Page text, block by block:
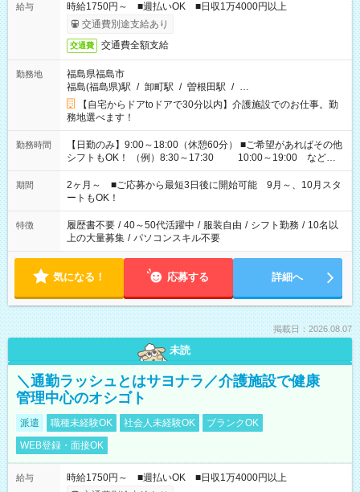
給与
時給1750円～ ■週払いOK ■日収1万4000円以上
交通費別途支給あり
交通費 交通費全額支給
勤務地
福島県福島市
福島(福島県)駅 / 卸町駅 / 曽根田駅 / …
【自宅からドアtoドアで30分以内】介護施設でのお仕事。勤
務地選べます！
勤務時間
【日勤のみ】9:00～18:00（休憩60分） ■ご希望があればその他
シフトもOK！ （例）8:30～17:30 10:00～19:00 など
「家族とお休みを合わせたい」 「余裕を持って夕飯の準備がし
たい」 「できれば残業はしたくない」 など、ご希望があれば教
えてくださいね。 ※Wワーク希望の方へ 今ご覧のお仕事で希望
する勤務時間と、もう1つのお仕事の勤務時間。 合計で週40時
間を超える場合は応募できません
期間
2ヶ月～ ■ご応募から最短3日後に開始可能 9月～、10月スタ
ートもOK！
特徴 履歴書不要 / 40～50代活躍中 / 服装自由 / シフト勤務 / 10名以
上の大量募集 / パソコンスキル不要
気になる！ 応募する 詳細へ
掲載日：2026.08.07
未読
＼通勤ラッシュとはサヨナラ／介護施設で健康
管理中心のオシゴト
派遣 職種未経験OK 社会人未経験OK
ブランクOK
WEB登録・面接OK
給与
時給1750円～ ■週払いOK ■日収1万4000円以上